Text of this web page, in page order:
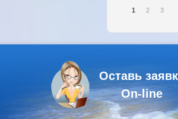
Оставь
On-line